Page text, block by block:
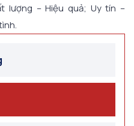
lượng – Hiệu quả; Uy tín –